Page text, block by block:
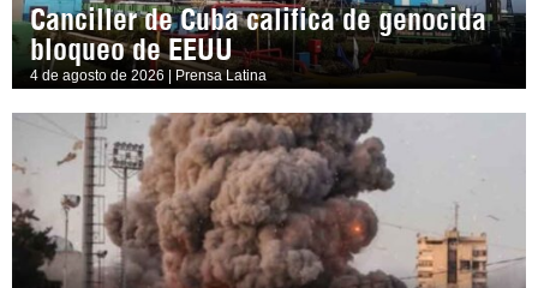
Canciller de Cuba califica de genocida
bloqueo de EEUU
4 de agosto de 2026 | Prensa Latina